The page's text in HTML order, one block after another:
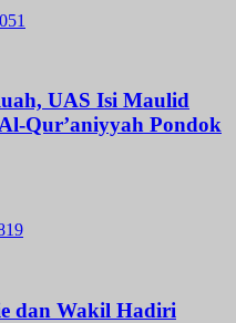
UAS Isi Maulid
Qur’aniyyah Pondok
dan Wakil Hadiri